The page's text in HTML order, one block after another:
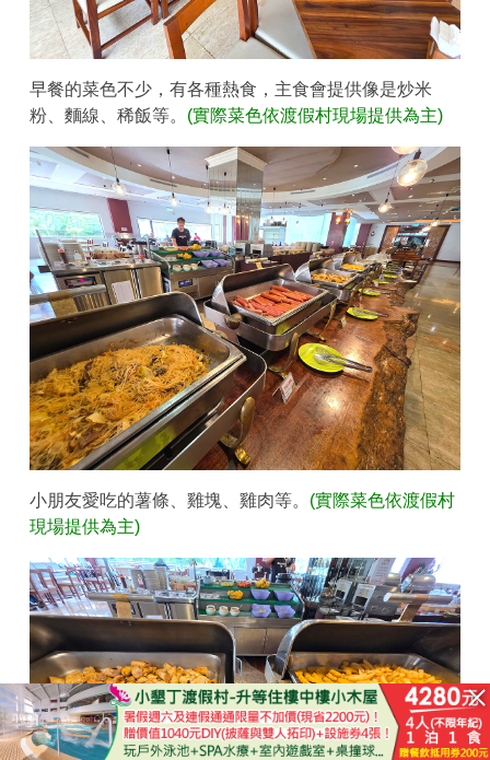
早餐的菜色不少，有各種熱食，主食會提供像是炒米
粉、麵線、稀飯等。 (實際菜色依渡假村現場提供為主)
小朋友愛吃的薯條、雞塊、雞肉等。 (實際菜色依渡假村
現場提供為主)
立即購買